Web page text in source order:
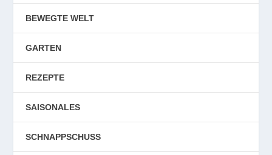
BEWEGTE WELT
GARTEN
REZEPTE
SAISONALES
SCHNAPPSCHUSS